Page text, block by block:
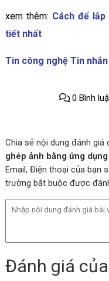
xem thêm: Cách để
tiết nhất
Tin công nghệ Tin
0 Bình
Chia sẻ nội dung đánh giá
ghép ảnh bằng ứng
Email, Điện thoại của bạn
trường bắt buộc được
Đánh giá